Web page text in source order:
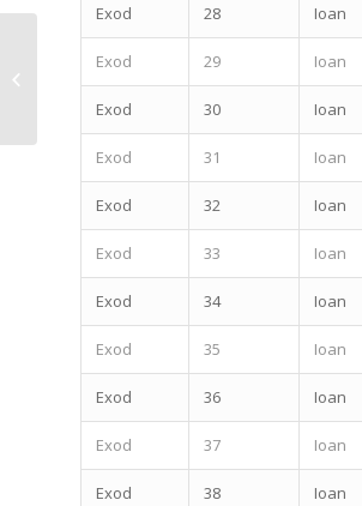
Exod 28 Ioan
Exod 29 Ioan
Exod 30 Ioan
Exod 31 Ioan
Exod 32 Ioan
Exod 33 Ioan
Exod 34 Ioan
Exod 35 Ioan
Exod 36 Ioan
Exod 37 Ioan
Exod 38 Ioan
Plan citire Biblie –
FEBRUARIE 2020